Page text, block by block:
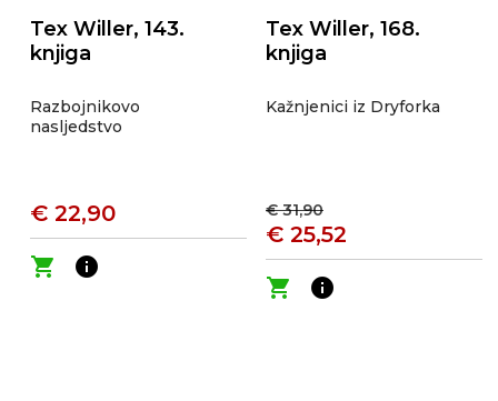
Tex Willer, 143.
knjiga
Razbojnikovo
nasljedstvo
€ 22,90
shopping_cart
info
Tex Willer, 168.
knjiga
Kažnjenici iz Dryforka
€ 31,90
€ 25,52
shopping_cart
info